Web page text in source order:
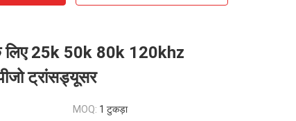
लिए 25k 50k 80k 120khz
ट्रांसड्यूसर
MOQ: 1 टुकड़ा